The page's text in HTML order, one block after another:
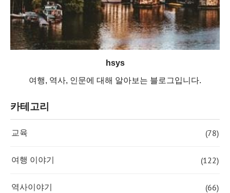
hsys
여행, 역사, 인문에 대해 알아보는 블로그입니다.
카테고리
교육 (78)
여행 이야기 (122)
역사이야기 (66)